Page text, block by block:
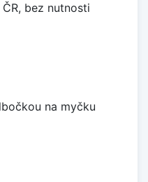
bez nutnosti
na myčku